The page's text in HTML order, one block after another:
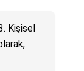
Kişisel